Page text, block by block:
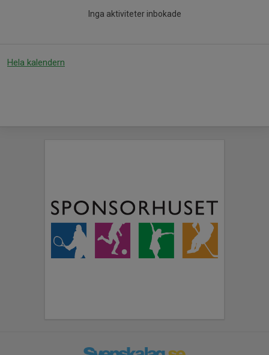
Inga aktiviteter inbokade
Hela kalendern